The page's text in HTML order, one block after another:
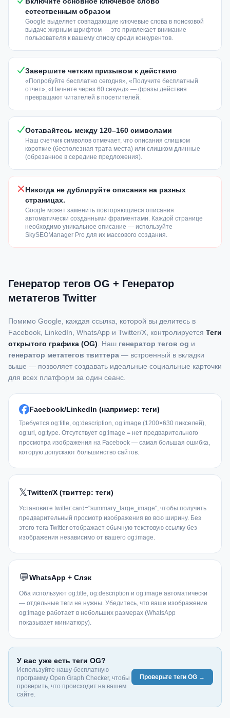
естественным образом
Google выделяет совпадающие ключевые слова в поисковой
выдаче жирным шрифтом — это привлекает внимание
пользователя к вашему списку среди конкурентов.
Завершите четким призывом к действию
«Попробуйте бесплатно сегодня», «Получите бесплатный
отчет», «Начните через 60 секунд» — фразы действия
превращают читателей в посетителей.
Оставайтесь между 120–160 символами
Наш счетчик символов отмечает, что описания слишком
короткие (бесполезная трата места) или слишком длинные
(обрезанное в середине предложения).
Никогда не дублируйте описания на разных
страницах.
Google может заменить повторяющиеся описания
автоматически созданными фрагментами. Каждой странице
необходимо уникальное описание — используйте
SkySEOManager Pro для их массового создания.
Генератор тегов OG + Генератор
метатегов Twitter
Помимо Google, каждая ссылка, которой вы делитесь в
Facebook, LinkedIn, WhatsApp и Twitter/X, контролируется Теги
открытого графика (OG) . Наш генератор тегов og и
генератор метатегов твиттера — встроенный в вкладки
выше — позволяет создавать идеальные социальные карточки
для всех платформ за один сеанс.
Facebook/LinkedIn (например: теги)
Требуется og:title, og:description, og:image (1200×630 пикселей),
og:url, og:type. Отсутствует og:image = нет предварительного
просмотра изображения на Facebook — самая большая ошибка,
которую допускают большинство сайтов.
𝕏Twitter/X (твиттер: теги)
Установите twitter:card="summary_large_image", чтобы получить
предварительный просмотр изображения во всю ширину. Без
этого тега Twitter отображает обычную текстовую ссылку без
изображения независимо от вашего og:image.
💬WhatsApp + Слэк
Оба используют og:title, og:description и og:image автоматически
— отдельные теги не нужны. Убедитесь, что ваше изображение
og:image работает в небольших размерах (WhatsApp
показывает миниатюру).
У вас уже есть теги OG?
Используйте нашу бесплатную
программу Open Graph Checker, чтобы
проверить, что происходит на вашем
сайте.
Проверьте теги OG →